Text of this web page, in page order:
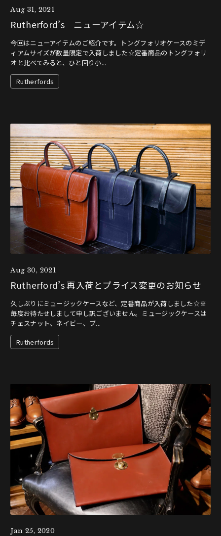
Aug 31, 2021
Rutherford’s ニューアイテム☆
今回はニューアイテムのご紹介です。トングフォリオケースのミデ
ィアムサイズが数量限定で入荷しました☆定番商品のトングフォリ
オと比べてみると、ひと回り小...
Rutherfords
Aug 30, 2021
Rutherford’s 再入荷とプライス変更のお知らせ
久しぶりにミュージックケースなど、定番商品が入荷しました☆※
毎度お待たせしまして申し訳ございません。ミュージックケースは
チェスナット、ネイビー、ブ...
Rutherfords
Jan 25, 2020